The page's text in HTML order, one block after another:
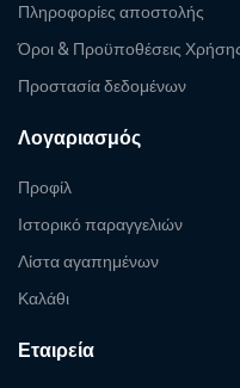
Πληροφορίες αποστολής
Όροι & Προϋποθέσεις
Προστασία δεδομένων
Λογαριασμός
Προφίλ
Ιστορικό παραγγελιών
Λίστα αγαπημένων
Καλάθι
Εταιρεία